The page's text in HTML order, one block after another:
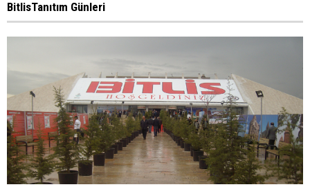
BitlisTanıtım Günleri